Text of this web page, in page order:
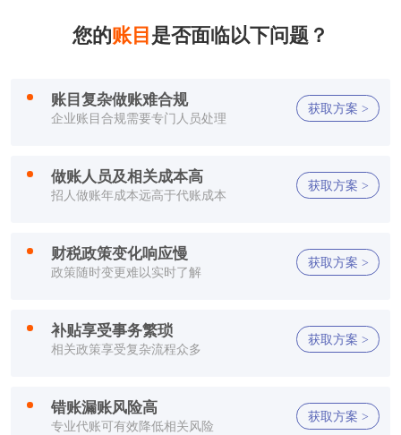
方** 150****2321 1小时前
方** 150****2321
方** 150****2321 1小时前
方** 150****7886 1小时前
方** 150****2321 1小时前
您的账目 是否面临以下问题？
账目复杂做账难合规
企业账目合规需要专门人员处理
获取方案 >
做账人员及相关成本高
招人做账年成本远高于代账成本
获取方案 >
财税政策变化响应慢
政策随时变更难以实时了解
获取方案 >
补贴享受事务繁琐
相关政策享受复杂流程众多
获取方案 >
错账漏账风险高
专业代账可有效降低相关风险
获取方案 >